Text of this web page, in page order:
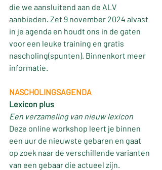
die we aansluitend aan de ALV
aanbieden. Zet 9 november 2024 alvast
in je agenda en houdt ons in de gaten
voor een leuke training en gratis
nascholing(spunten). Binnenkort meer
informatie.
NASCHOLINGSAGENDA
Lexicon plus
Een verzameling van nieuw lexicon
Deze online workshop leert je binnen
een uur de nieuwste gebaren en gaat
op zoek naar de verschillende varianten
van een gebaar die actueel zijn.